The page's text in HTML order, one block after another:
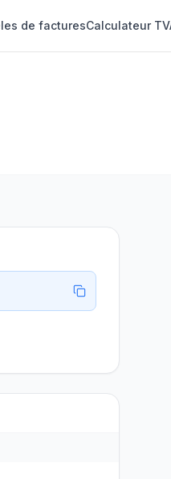
de facturesCalculateur